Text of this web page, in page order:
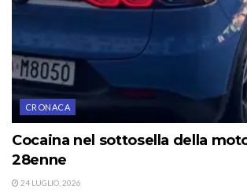
CRONACA
Cocaina nel sottosella della
28enne
24 LUGLIO, 2026